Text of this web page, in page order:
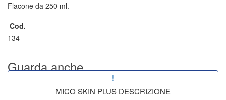
Flacone da 250 ml.
Cod.
134
Guarda anche.....
!
MICO SKIN PLUS DESCRIZIONE